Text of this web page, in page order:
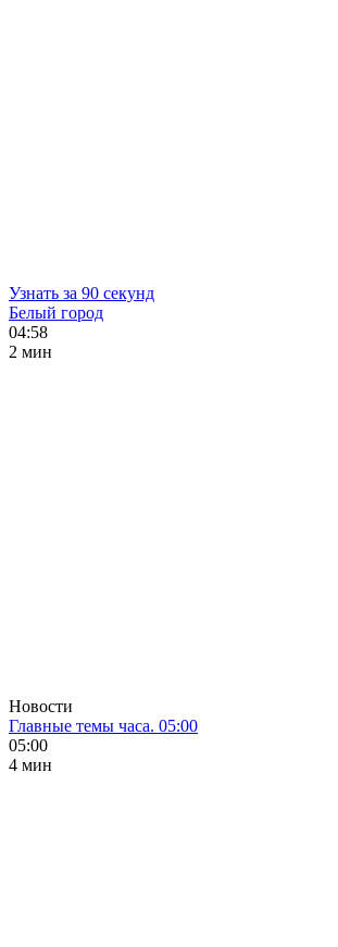
Узнать за 90 секунд
Белый город
04:58
2 мин
Новости
Главные темы часа. 05:00
05:00
4 мин